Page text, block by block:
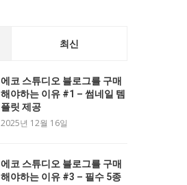
최신
에코 스튜디오 블로그를 구매
해야하는 이유 #1 – 썸네일 템
플릿 제공
2025년 12월 16일
에코 스튜디오 블로그를 구매
해야하는 이유 #3 – 필수 5종